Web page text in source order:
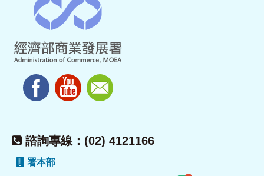
諮詢專線：(02) 4121166
署本部